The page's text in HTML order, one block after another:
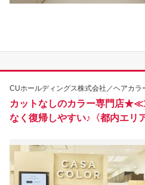
CUホールディングス株式会社／ヘアカ
カットなしのカラー専門店
なく復帰しやすい♪〈都内エリ